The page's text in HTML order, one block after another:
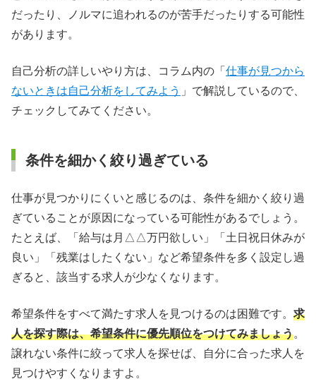
だったり、ノルマに追われるのが苦手だったりする可能性
があります。
自己分析の詳しいやり方は、コラム内の「 仕事が見つから
ないときは自己分析をしてみよう 」で解説しているので、
チェックしてみてください。
条件を細かく絞り過ぎている
仕事が見つかりにくいと感じるのは、条件を細かく絞り過
ぎていることが原因になっている可能性があるでしょう。
たとえば、「給与は月△△万円欲しい」「土日祝日休みが
良い」「残業はしたくない」など希望条件を多く設定し過
ぎると、該当する求人が少なくなります。
希望条件をすべて満たす求人を見つけるのは困難です。 求
人を探す際は、希望条件に優先順位をつけてみましょう。
譲れない条件に絞って求人を探せば、自分に合った求人を
見つけやすくなりますよ。